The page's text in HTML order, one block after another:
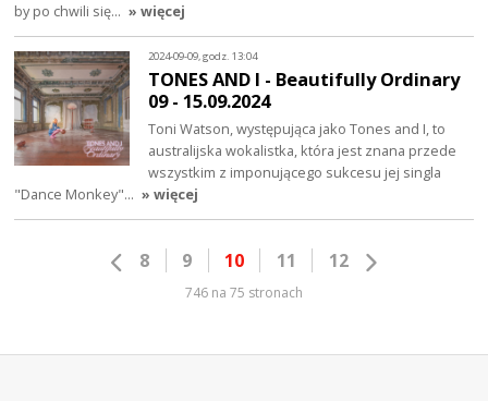
by po chwili się… » więcej
2024-09-09, godz. 13:04
TONES AND I - Beautifully Ordinary
09 - 15.09.2024
Toni Watson, występująca jako Tones and I, to
australijska wokalistka, która jest znana przede
wszystkim z imponującego sukcesu jej singla
"Dance Monkey"… » więcej
8 9 10 11 12
746 na 75 stronach